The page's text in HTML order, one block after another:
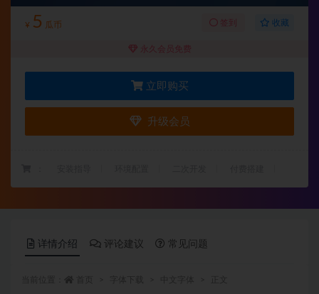
¥ 5 瓜币 签到 收藏
永久会员免费
立即购买
升级会员
详情介绍 评论建议 常见问题